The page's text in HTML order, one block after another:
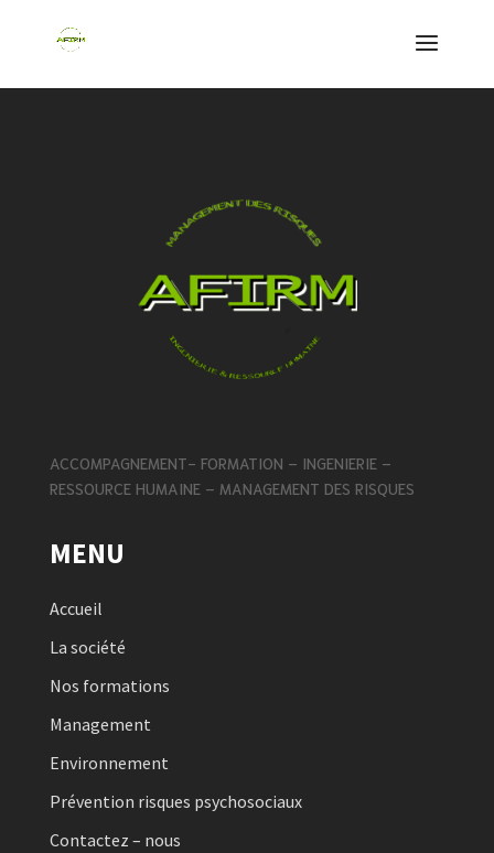
ACCOMPAGNEMENT- FORMATION – INGENIERIE –
RESSOURCE HUMAINE – MANAGEMENT DES RISQUES
MENU
Accueil
La société
Nos formations
Management
Environnement
Prévention risques psychosociaux
Contactez – nous